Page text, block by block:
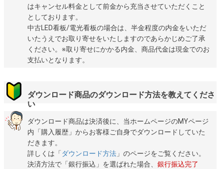
はキャンセル料金として前金から充当させていただくこと
としております。
中古LED看板/電光看板の場合は、半金程度の内金をいただ
いたうえでお取り寄せをいたしますのであらかじめご了承
ください。※取り寄せにかかる内金、商品代金は現金でのお
支払いとなります。
ダウンロード商品のダウンロード方法を教えてくださ
い
ダウンロード商品は決済後に、当ホームページのMYページ
内「購入履歴」からお客様ご自身でダウンロードしていた
だきます。
詳しくは「 ダウンロード方法 」のページをご覧ください。
決済方法で「銀行振込」を選ばれた場合、 銀行振込完了